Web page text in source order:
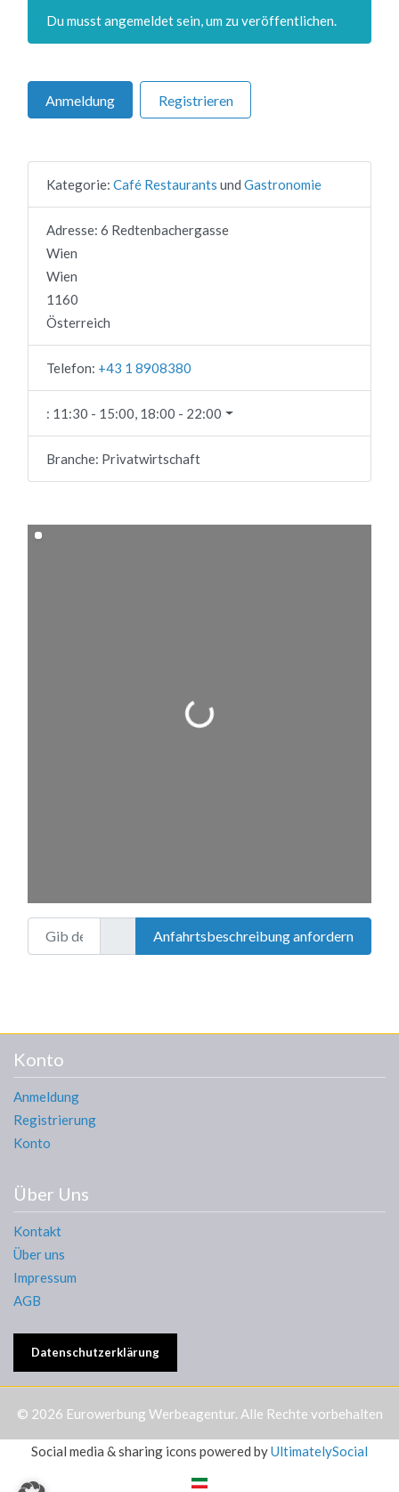
Du musst angemeldet sein, um zu veröffentlichen.
Anmeldung Registrieren
Kategorie: Café Restaurants und Gastronomie
Adresse: 6 Redtenbachergasse
Wien
Wien
1160
Österreich
Telefon: +43 1 8908380
: 11:30 - 15:00, 18:00 - 22:00
Branche: Privatwirtschaft
Wird geladen …
Gib deinen Standort ein.Anfahrtsbeschreibung anfordern
Konto
Anmeldung
Registrierung
Konto
Über Uns
Kontakt
Über uns
Impressum
AGB
Datenschutzerklärung
© 2026 Eurowerbung Werbeagentur. Alle Rechte vorbehalten
Social media & sharing icons powered byUltimatelySocial